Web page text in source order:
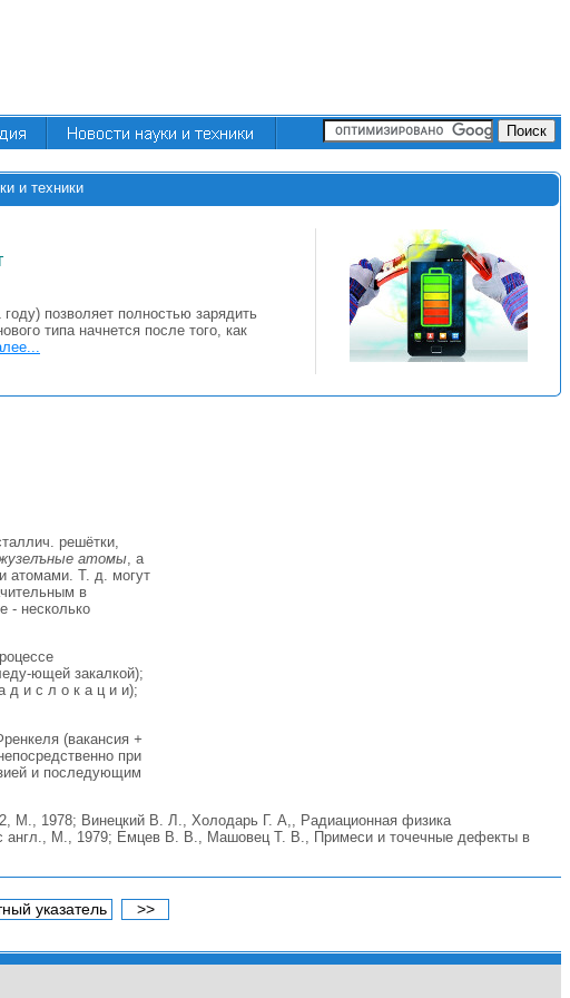
и техники
позволяет полностью зарядить
типа начнется после того, как
решётки,
атомы, а
атомами. Т. д. могут
в
- несколько
ющей закалкой);
д и с л о к а ц и и);
(вакансия +
при
и последующим
М., 1978; Винецкий В. Л., Холодарь Г. А,, Радиационная физика
англ., М., 1979; Емцев В. В., Машовец Т. В., Примеси и точечные дефекты в
указатель >>